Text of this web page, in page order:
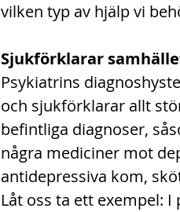
vilken typ av hjälp vi
Sjukförklarar
Psykiatrins
och sjukförklarar allt
befintliga diagnoser,
några mediciner mot
antidepressiva kom,
Låt oss ta ett exempel: